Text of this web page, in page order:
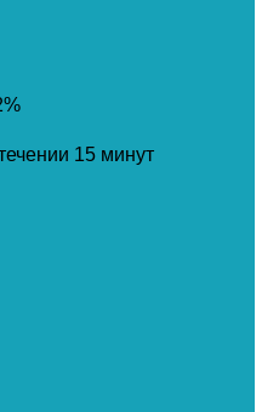
15 минут